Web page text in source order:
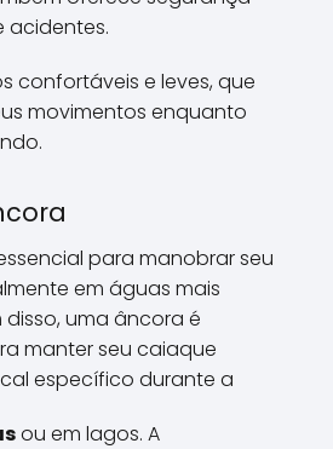
acidentes.
confortáveis e leves, que
movimentos enquanto
para manobrar seu
em águas mais
disso, uma âncora é
manter seu caiaque
específico durante a
ou em lagos. A